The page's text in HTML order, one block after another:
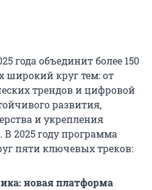
года объединит более 150
широкий круг тем: от
трендов и цифровой
развития,
и укрепления
2025 году программа
пяти ключевых треков:
новая платформа